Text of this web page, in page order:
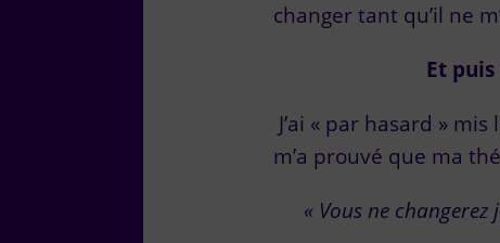
changer tant qu’il ne
Et
J’ai « par hasard »
m’a prouvé que ma
« Vous ne